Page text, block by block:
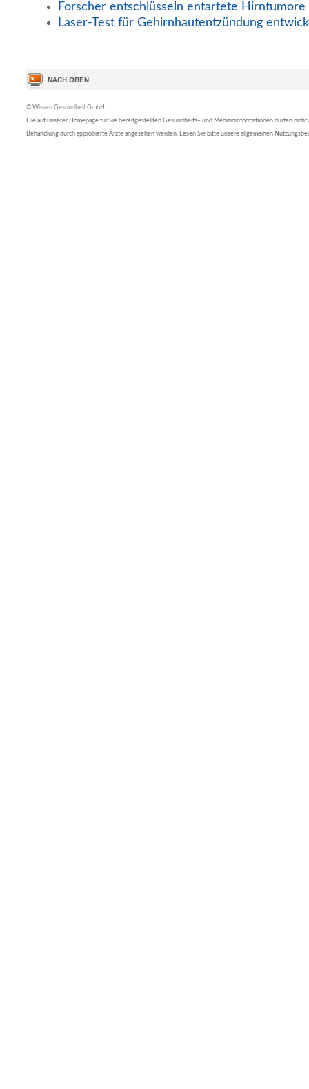
Forscher entschlüsseln entartete Hirntumore
Laser-Test für Gehirnhautentzündung
© Wissen Gesundheit GmbH
Die auf unserer Homepage für Sie bereitgestellten Gesundheits– und Medizininformationen dürfen nicht
Behandlung durch approbierte Ärzte angesehen werden. Lesen Sie bitte unsere allgemeinen